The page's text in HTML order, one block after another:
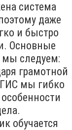
система
даже
и быстро
Основные
следуем:
грамотной
мы гибко
обучается